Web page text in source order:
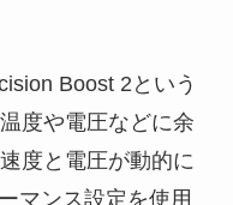
Boost 2という
度や電圧などに余
度と電圧が動的に
マンス設定を使用